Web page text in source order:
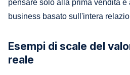
pensare solo alla prima vendita e
business basato sull'intera
Esempi di scale del
reale